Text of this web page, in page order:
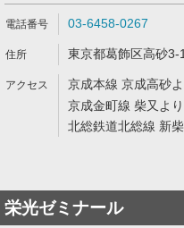
03-6458-0267
東京都葛飾区高砂
京成本線 京成高砂
京成金町線 柴又よ
北総鉄道北総線 新
栄光ゼミナール